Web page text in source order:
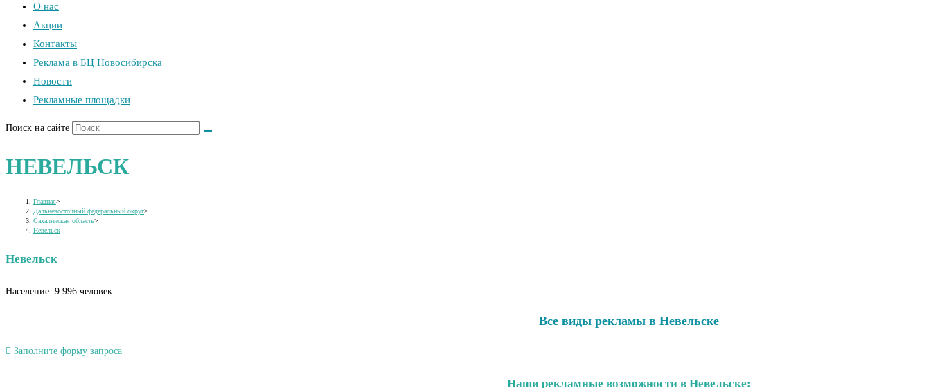
О нас
Акции
Контакты
Реклама в БЦ Новосибирска
Новости
Рекламные площадки
Поиск на сайте
НЕВЕЛЬСК
Главная>
Дальневосточный федеральный округ>
Сахалинская область>
Невельск
Невельск
Население: 9.996 человек.
Все виды рекламы в Невельске
Заполните форму запроса
Наши рекламные возможности в Невельске: